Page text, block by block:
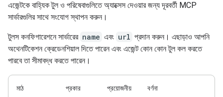
এজেন্টকে বাহ্যিক টুল ও পরিষেবাগুলিতে অ্যাক্সেস দেওয়ার জন্য দূরবর্তী MCP
সার্ভারগুলির সাথে সংযোগ স্থাপন করুন।
টুলস কনফিগারেশনে সার্ভারের name এবং url প্রদান করুন। এছাড়াও আপনি
অথেনটিকেশন ক্রেডেনশিয়াল দিতে পারেন এবং এজেন্ট কোন কোন টুল কল করতে
পারবে তা সীমাবদ্ধ করতে পারেন।
মাঠ প্রকার প্রয়োজনীয় বর্ণনা